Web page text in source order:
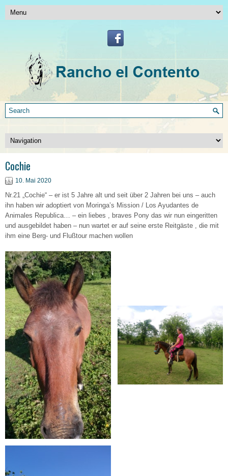
Cochie
10. Mai 2020
Nr.21 „Cochie“ – er ist 5 Jahre alt und seit über 2 Jahren bei uns – auch
ihn haben wir adoptiert von Moringa’s Mission / Los Ayudantes de
Animales Republica… – ein liebes , braves Pony das wir nun eingeritten
und ausgebildet haben – nun wartet er auf seine erste Reitgäste , die mit
ihm eine Berg- und Flußtour machen wollen